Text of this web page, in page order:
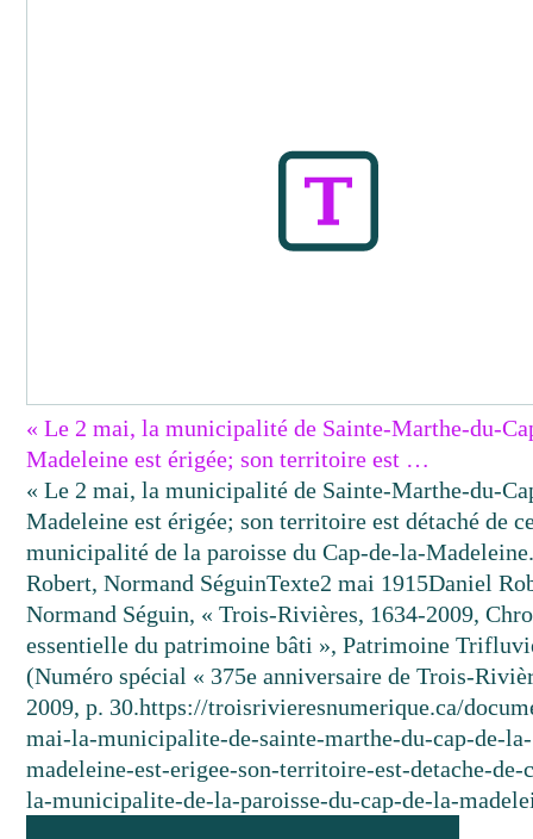
« Le 2 mai, la municipalité de Sainte-Marthe-du-
Madeleine est érigée; son territoire est …
« Le 2 mai, la municipalité de Sainte-Marthe-du-
Madeleine est érigée; son territoire est détaché de
municipalité de la paroisse du Cap-de-la-
Robert, Normand SéguinTexte2 mai 1915Daniel
Normand Séguin, « Trois-Rivières, 1634-2009,
essentielle du patrimoine bâti », Patrimoine
(Numéro spécial « 375e anniversaire de Trois-
2009, p. 30.https://troisrivieresnumerique.ca/
mai-la-municipalite-de-sainte-marthe-du-cap-de-la-
madeleine-est-erigee-son-territoire-est-detache-de-
la-municipalite-de-la-paroisse-du-cap-de-la-